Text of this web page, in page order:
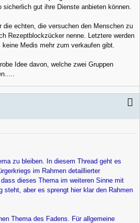
sicherlich gut ihre Dienste anbieten können.
die echten, die versuchen den Menschen zu
Rezeptblockzücker nenne. Letztere werden
Medis mehr zum verkaufen gibt.
Idee davon, welche zwei Gruppen
zu bleiben. In diesem Thread geht es
im Rahmen detaillierter
dieses Thema im weiteren Sinne mit
steht, aber es sprengt hier klar den Rahmen
Thema des Fadens. Für allgemeine